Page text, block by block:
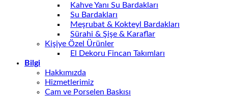
Kahve Yanı Su Bardakları
Su Bardakları
Meşrubat & Kokteyl Bardakları
Sürahi & Şişe & Karaflar
Kişiye Özel Ürünler
El Dekoru Fincan Takımları
Bilgi
Hakkımızda
Hizmetlerimiz
Cam ve Porselen Baskısı